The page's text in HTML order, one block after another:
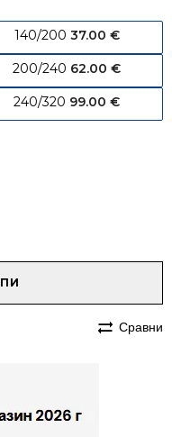
140/200 37.00 €
200/240 62.00 €
240/320 99.00 €
Сравни